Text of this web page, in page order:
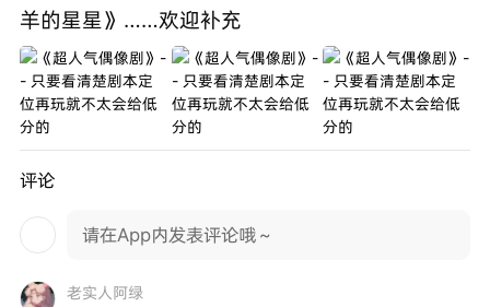
羊的星星》……欢迎补充
评论
请在App内发表评论哦～
老实人阿绿